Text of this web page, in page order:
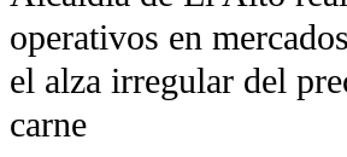
operativos en
el alza irregular del
carne